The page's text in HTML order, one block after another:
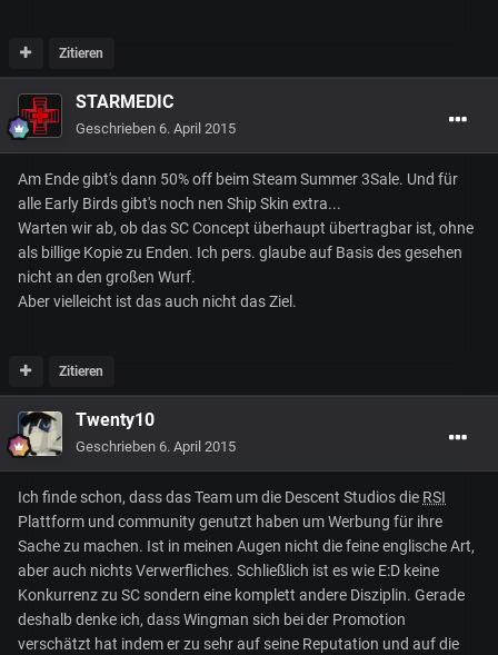
Zitieren
STARMEDIC
Geschrieben 6. April 2015
Am Ende gibt's dann 50% off beim Steam Summer 3Sale. Und für
alle Early Birds gibt's noch nen Ship Skin extra...
Warten wir ab, ob das SC Concept überhaupt übertragbar ist, ohne
als billige Kopie zu Enden. Ich pers. glaube auf Basis des gesehen
nicht an den großen Wurf.
Aber vielleicht ist das auch nicht das Ziel.
Zitieren
Twenty10
Geschrieben 6. April 2015
Ich finde schon, dass das Team um die Descent Studios die RSI
Plattform und community genutzt haben um Werbung für ihre
Sache zu machen. Ist in meinen Augen nicht die feine englische Art,
aber auch nichts Verwerfliches. Schließlich ist es wie E:D keine
Konkurrenz zu SC sondern eine komplett andere Disziplin. Gerade
deshalb denke ich, dass Wingman sich bei der Promotion
verschätzt hat indem er zu sehr auf seine Reputation und auf die